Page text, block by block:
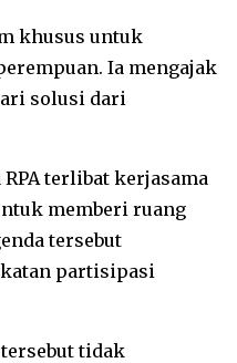
khusus untuk
Ia mengajak
solusi dari
terlibat kerjasama
memberi ruang
tersebut
partisipasi
tidak